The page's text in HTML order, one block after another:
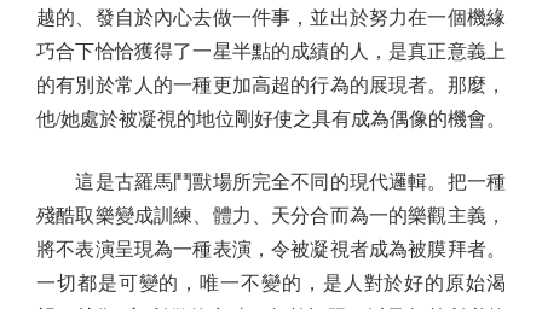
越的、發自於內心去做一件事，並出於努力在一個機緣
巧合下恰恰獲得了一星半點的成績的人，是真正意義上
的有別於常人的一種更加高超的行為的展現者。那麼，
他/她處於被凝視的地位剛好使之具有成為偶像的機會。
這是古羅馬鬥獸場所完全不同的現代邏輯。把一種
殘酷取樂變成訓練、體力、天分合而為一的樂觀主義，
將不表演呈現為一種表演，令被凝視者成為被膜拜者。
一切都是可變的，唯一不變的，是人對於好的原始渴